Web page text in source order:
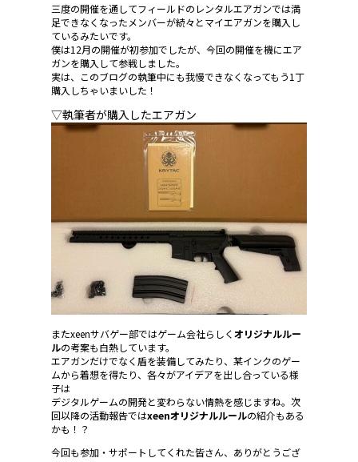
三度の開催を通してフィールドのレンタルエアガンでは満
足できなくなったメンバーが続々とマイエアガンを購入し
ているみたいです。
僕は12月の開催が初参加でしたが、今回の開催を機にエア
ガンを購入して参戦しました。
実は、このブログの執筆中にも我慢できなくなってもう1丁
購入しちゃいまいした！
▽執筆者が購入したエアガン
またxeenサバゲー部ではゲーム会社らしくオリジナルルー
ルの考案も白熱しています。
エアガンだけでなく盾を装備してみたり、某インクのゲー
ムから着想を得たり、各々がアイデアを出し合っている様
子は
デジタルゲームの開発と変わらない情熱を感じますね。次
回以降の活動報告ではxeenオリジナルルールの紹介もある
かも！？
今回も参加・サポートしてくれた皆さん、ありがとうござ